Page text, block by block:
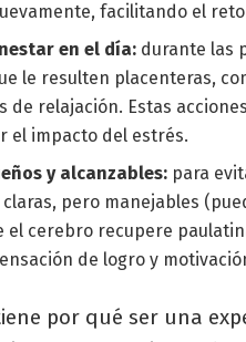
facilitando el
en el día: durante las
le resulten placenteras,
de relajación. Estas
el impacto del estrés.
y alcanzables: para
pero manejables
el cerebro recupere
de logro y
por qué ser una